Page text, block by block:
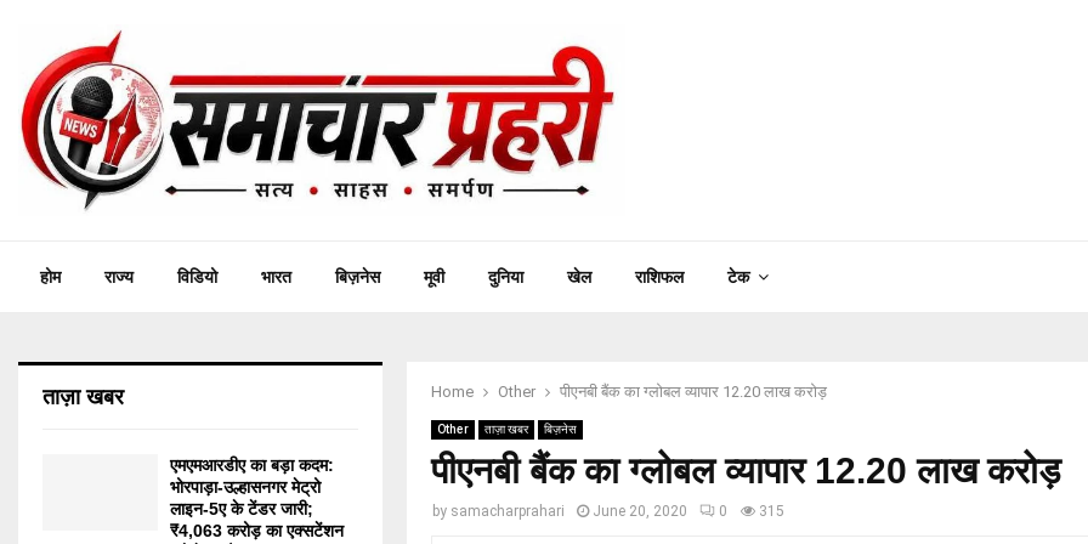
होम राज्य विडियो भारत बिज़नेस मूवी दुनिया खेल राशिफल टेक
Home Other पीएनबी बैंक का ग्लोबल व्यापार 12.20 लाख करोड़
Other ताज़ा खबर बिज़नेस
पीएनबी बैंक का ग्लोबल व्यापार 12.20 लाख करोड़
by samacharprahari June 20, 2020 0 315
ताज़ा खबर
एमएमआरडीए का बड़ा कदम:
भोरपाड़ा-उल्हासनगर मेट्रो
लाइन-5ए के टेंडर जारी;
₹4,063 करोड़ का एक्सटेंशन